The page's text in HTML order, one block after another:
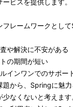
ビスを提供します。
フレームワークとし
や解決に不安がある
の期間が短い
インワンでのサポー
題から、Springに魅
なくないと考えます